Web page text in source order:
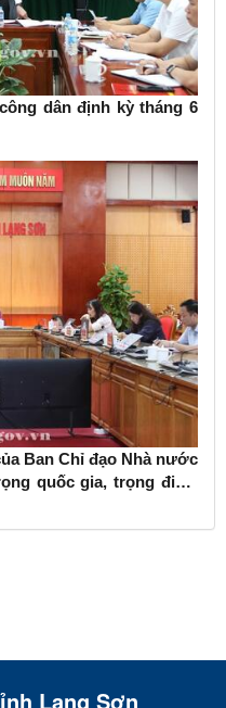
dân định kỳ tháng 6
Ban Chỉ đạo Nhà nước
quốc gia, trọng điểm
Lạng Sơn